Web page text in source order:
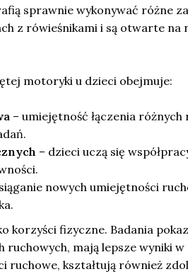
sprawnie wykonywać różne
z rówieśnikami i są otwarte na
motoryki u dzieci obejmuje:
– umiejętność łączenia różnych
– dzieci uczą się
nowych umiejętności
korzyści fizyczne. Badania
mają lepsze wyniki w
ruchowe, kształtują również